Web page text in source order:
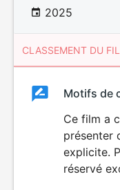
2025
CLASSEMENT DU
Classement
Motifs de
Ce film a
présenter
explicite.
réservé